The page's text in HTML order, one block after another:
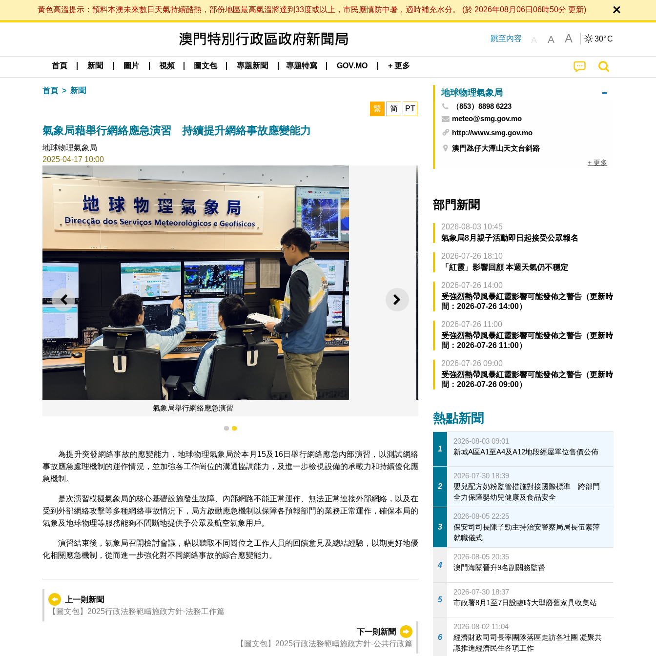
黃色高溫提示：預料本澳未來數日天氣持續酷熱，部份地區最高氣溫將達到33度或以上，市民應慎防中暑，適時補充水分。 (於 2026年08月06日06時50分 更新)
跳至內容 A A A 30°C
首頁 新聞 圖片 視頻 圖文包 專題新聞 專題特寫 GOV.MO + 更多
首頁 新聞
繁 简 PT
氣象局藉舉行網絡應急演習 持續提升網絡事故應變能力
地球物理氣象局
2025-04-17 10:00
上一則 下一則
檢查系統設備
1 2
為提升突發網絡事故的應變能力，地球物理氣象局於本月15及16日舉行網絡應急內部演習，以測試網絡
事故應急處理機制的運作情況，並加強各工作崗位的溝通協調能力，及進一步檢視設備的承載力和持續優化應
急機制。
是次演習模擬氣象局的核心基礎設施發生故障、內部網路不能正常運作、無法正常連接外部網絡，以及在
受到外部網絡攻擊等多種網絡事故情況下，局方啟動應急機制以保障各預報部門的業務正常運作，確保本局的
氣象及地球物理等服務能夠不間斷地提供予公眾及航空氣象用戶。
演習結束後，氣象局召開檢討會議，藉以聽取不同崗位之工作人員的回饋意見及總結經驗，以期更好地優
化相關應急機制，從而進一步強化對不同網絡事故的綜合應變能力。
上一則新聞
【圖文包】2025行政法務範疇施政方針-法務工作篇
下一則新聞
【圖文包】2025行政法務範疇施政方針-公共行政篇
地球物理氣象局
（853）8898 6223
meteo@smg.gov.mo
http://www.smg.gov.mo
澳門氹仔大潭山天文台斜路
+ 更多
部門新聞
2026-08-03 10:45
氣象局8月親子活動即日起接受公眾報名
2026-07-26 18:10
「紅霞」影響回顧 本週天氣仍不穩定
2026-07-26 14:00
受強烈熱帶風暴紅霞影響可能發佈之警告（更新時
間：2026-07-26 14:00）
2026-07-26 11:00
受強烈熱帶風暴紅霞影響可能發佈之警告（更新時
間：2026-07-26 11:00）
2026-07-26 09:00
受強烈熱帶風暴紅霞影響可能發佈之警告（更新時
間：2026-07-26 09:00）
熱點新聞
1
2026-08-03 09:01
新城A區A1至A4及A12地段經屋單位售價公佈
2
2026-07-30 18:39
嬰兒配方奶粉監管措施對接國際標準 跨部門
全力保障嬰幼兒健康及食品安全
3
2026-08-05 22:25
保安司司長陳子勁主持治安警察局局長伍素萍
就職儀式
4
2026-08-05 20:35
澳門海關晉升9名副關務監督
5
2026-07-30 18:37
市政署8月1至7日設臨時大型廢舊家具收集站
6
2026-08-02 11:04
經濟財政司司長率團隊落區走訪各社團 凝聚共
識推進經濟民生各項工作